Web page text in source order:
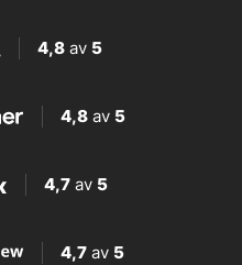
4,8av 5
4,8 av 5
4,7 av 5
4,7 av 5